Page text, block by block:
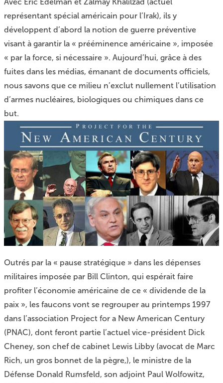
représentant spécial américain pour l’Irak), ils y
développent d’abord la notion de guerre préventive
visant à garantir la « prééminence américaine », imposée
« par la force, si nécessaire ». Aujourd’hui, grâce à des
fuites dans les médias, émanant de documents officiels,
nous savons que ce milieu n’exclut nullement l’utilisation
d’armes nucléaires, biologiques ou chimiques dans ce
but.
Outrés par la « pause stratégique » dans les dépenses
militaires imposée par Bill Clinton, qui espérait faire
profiter l’économie américaine de ce « dividende de la
paix », les faucons vont se regrouper au printemps 1997
dans l’association Project for a New American Century
(PNAC), dont feront partie l’actuel vice-président Dick
Cheney, son chef de cabinet Lewis Libby (avocat de Marc
Rich, un gros bonnet de la pègre,), le ministre de la
Défense Donald Rumsfeld, son adjoint Paul Wolfowitz,